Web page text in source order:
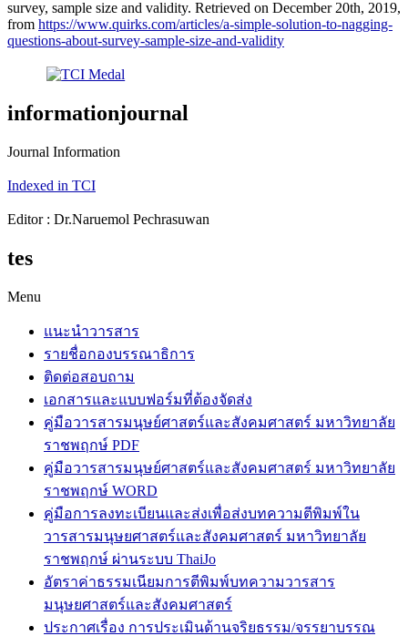
survey, sample size and validity. Retrieved on December 20th, 2019,
from https://www.quirks.com/articles/a-simple-solution-to-nagging-
questions-about-survey-sample-size-and-validity
informationjournal
Journal Information
Indexed in TCI
Editor : Dr.Naruemol Pechrasuwan
tes
Menu
แนะนำวารสาร
รายชื่อกองบรรณาธิการ
ติดต่อสอบถาม
เอกสารและแบบฟอร์มที่ต้องจัดส่ง
คู่มือวารสารมนุษย์ศาสตร์และสังคมศาสตร์ มหาวิทยาลัย
ราชพฤกษ์ PDF
คู่มือวารสารมนุษย์ศาสตร์และสังคมศาสตร์ มหาวิทยาลัย
ราชพฤกษ์ WORD
คู่มือการลงทะเบียนและส่งเพื่อส่งบทความตีพิมพ์ใน
วารสารมนุษยศาสตร์และสังคมศาสตร์ มหาวิทยาลัย
ราชพฤกษ์ ผ่านระบบ ThaiJo
อัตราค่าธรรมเนียมการตีพิมพ์บทความวารสาร
มนุษยศาสตร์และสังคมศาสตร์
ประกาศเรื่อง การประเมินด้านจริยธรรม/จรรยาบรรณ